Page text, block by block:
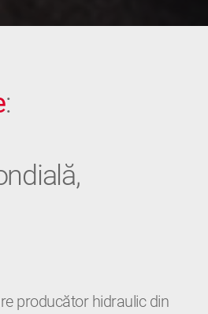
:
producător hidraulic din